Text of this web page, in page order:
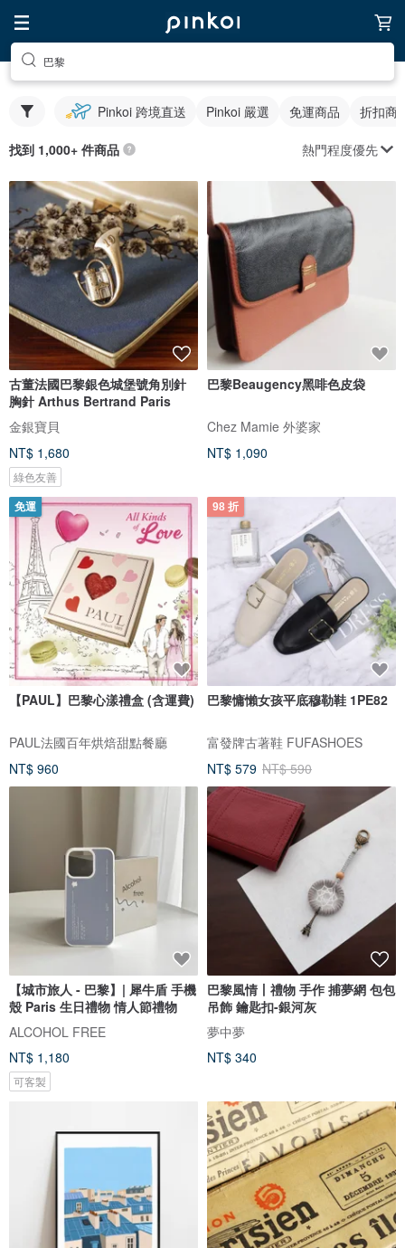
巴黎
Pinkoi 跨境直送 Pinkoi 嚴選 免運商品 折扣商
找到 1,000+ 件商品 熱門程度優先
古董法國巴黎銀色城堡號角別針
胸針 Arthus Bertrand Paris
金銀寶貝
NT$ 1,680
綠色友善
巴黎Beaugency黑啡色皮袋
Chez Mamie 外婆家
NT$ 1,090
免運
【PAUL】巴黎心漾禮盒 (含運費)
PAUL法國百年烘焙甜點餐廳
NT$ 960
98 折
巴黎慵懶女孩平底穆勒鞋 1PE82
富發牌古著鞋 FUFASHOES
NT$ 579 NT$ 590
【城市旅人 - 巴黎】| 犀牛盾 手機
殼 Paris 生日禮物 情人節禮物
ALCOHOL FREE
NT$ 1,180
可客製
巴黎風情丨禮物 手作 捕夢網 包包
吊飾 鑰匙扣-銀河灰
夢中夢
NT$ 340